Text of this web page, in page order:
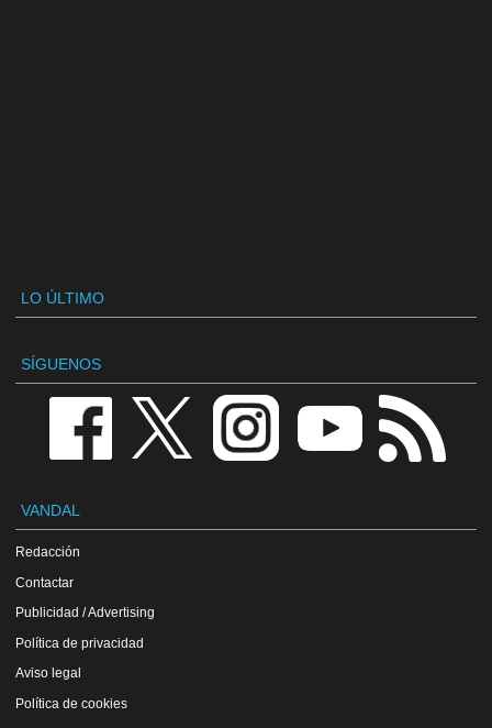
LO ÚLTIMO
SÍGUENOS
VANDAL
Redacción
Contactar
Publicidad / Advertising
Política de privacidad
Aviso legal
Política de cookies